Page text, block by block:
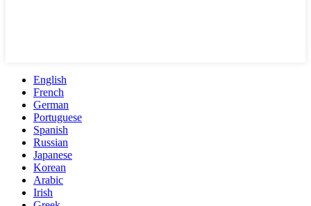
English
French
German
Portuguese
Spanish
Russian
Japanese
Korean
Arabic
Irish